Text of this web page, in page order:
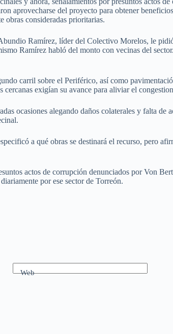
aprovecharse del proyecto para obtener
obras consideradas prioritarias.
Ramírez, líder del Colectivo Morelos, le
Ramírez habló del monto con vecinas del
carril sobre el Periférico, así como
exigían su avance para aliviar el
ocasiones alegando daños colaterales y falta de
a qué obras se destinará el recurso, pero
actos de corrupción denunciados por Von
por ese sector de Torreón.
Web